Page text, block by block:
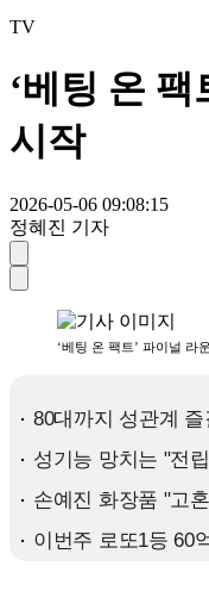
TV
‘베팅 온 팩
시작
2026-05-06 09:08:15
정혜진 기자
‘베팅 온 팩트’ 파이널 라